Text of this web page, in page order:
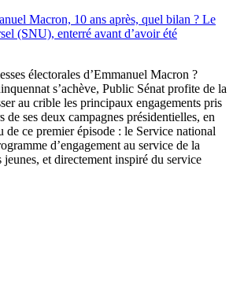
Macron, 10 ans après, quel bilan ? Le
(SNU), enterré avant d’avoir été
électorales d’Emmanuel Macron ?
s’achève, Public Sénat profite de la
au crible les principaux engagements pris
de ses deux campagnes présidentielles, en
de ce premier épisode : le Service national
d’engagement au service de la
jeunes, et directement inspiré du service